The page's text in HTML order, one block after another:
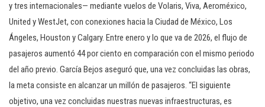
y tres internacionales— mediante vuelos de Volaris, Viva, Aeroméxico,
United y WestJet, con conexiones hacia la Ciudad de México, Los
Ángeles, Houston y Calgary. Entre enero y lo que va de 2026, el flujo de
pasajeros aumentó 44 por ciento en comparación con el mismo periodo
del año previo. García Bejos aseguró que, una vez concluidas las obras,
la meta consiste en alcanzar un millón de pasajeros. “El siguiente
objetivo, una vez concluidas nuestras nuevas infraestructuras, es